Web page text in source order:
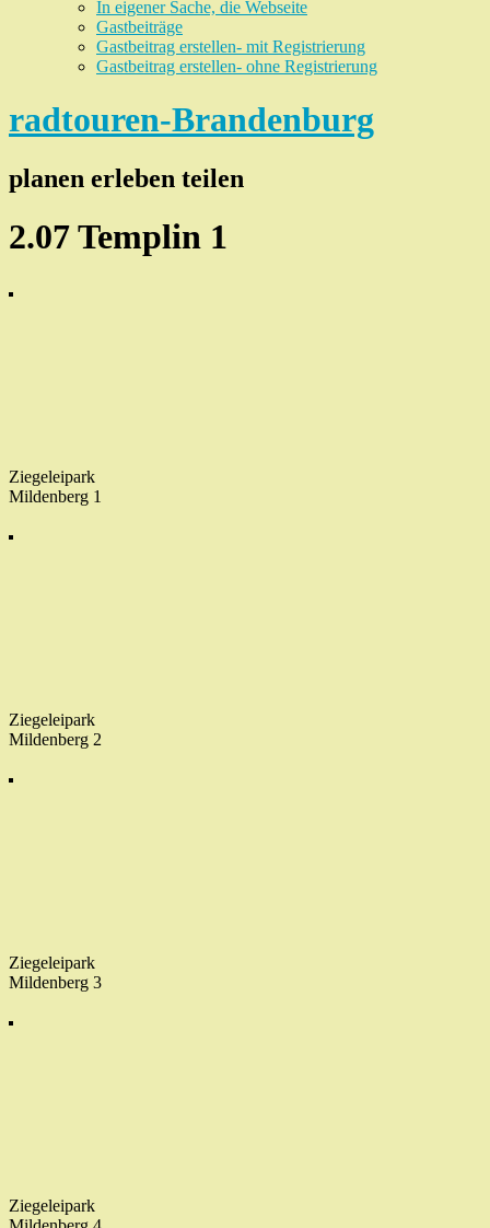
In eigener Sache, die Webseite
Gastbeiträge
Gastbeitrag erstellen- mit Registrierung
Gastbeitrag erstellen- ohne Registrierung
radtouren-Brandenburg
planen erleben teilen
2.07 Templin 1
Ziegeleipark
Mildenberg 1
Ziegeleipark
Mildenberg 2
Ziegeleipark
Mildenberg 3
Ziegeleipark